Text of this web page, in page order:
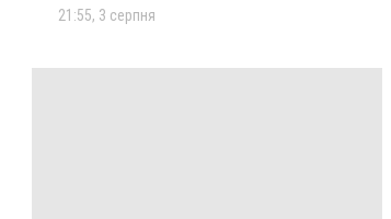
21:55, 3 серпня